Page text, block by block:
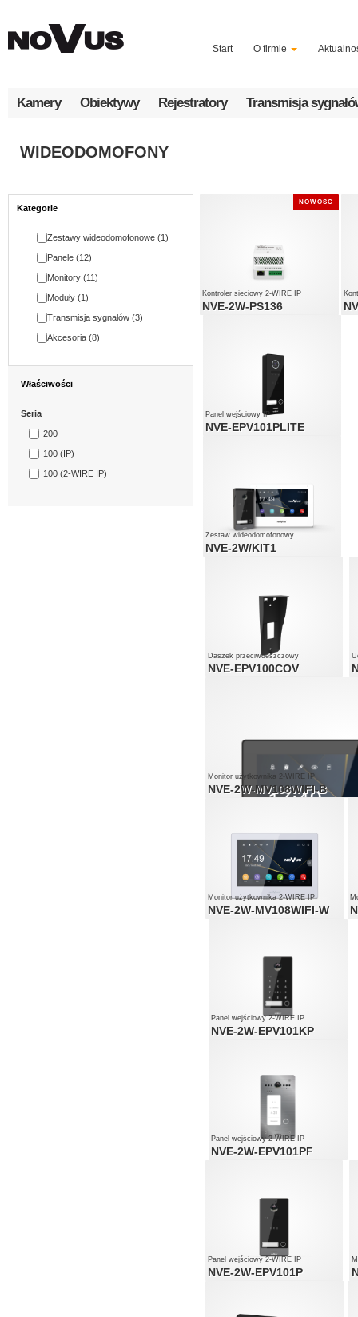
treści
Start O firmie
Kamery Obiektywy Rejestratory Transmisja
WIDEODOMOFONY
Kategorie
Zestawy wideodomofonowe (1)
Panele (12)
Monitory (11)
Moduły (1)
Transmisja sygnałów (3)
Akcesoria (8)
Właściwości
Seria
200
100 (IP)
100 (2-WIRE IP)
NOWOŚĆ
Kontroler sieciowy 2-WIRE IP
NVE-2W-PS136
Panel wejściowy IP
NVE-EPV101PLITE
Zestaw wideodomofonowy
NVE-2W/KIT1
Daszek przeciwdeszczowy
NVE-EPV100COV
Monitor użytkownika 2-WIRE IP
NVE-2W-MV108WIFI-B
Monitor użytkownika 2-WIRE IP
NVE-2W-MV108WIFI-W
Panel wejściowy 2-WIRE IP
NVE-2W-EPV101KP
Panel wejściowy 2-WIRE IP
NVE-2W-EPV101PF
Panel wejściowy 2-WIRE IP
NVE-2W-EPV101P